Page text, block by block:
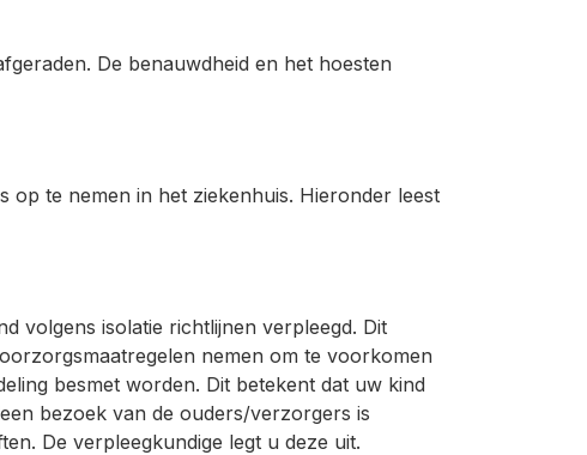
De benauwdheid en het hoesten
op te nemen in het ziekenhuis. Hieronder leest
volgens isolatie richtlijnen verpleegd. Dit
nemen om te voorkomen
besmet worden. Dit betekent dat uw kind
bezoek van de ouders/verzorgers is
De verpleegkundige legt u deze uit.